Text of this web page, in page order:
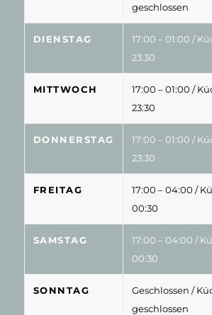
geschlossen
DIENSTAG 17:00 – 01:00 /
23:30
MITTWOCH 17:00 – 01:00 /
23:30
DONNERSTAG 17:00 – 01:00 /
23:30
FREITAG 17:00 – 04:00 /
00:30
SAMSTAG 17:00 – 04:00 /
00:30
SONNTAG Geschlossen /
geschlossen